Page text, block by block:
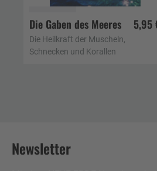
In den Warenkorb
Die Gaben des Meeres 5,95
Die Heilkraft der Muscheln,
Schnecken und Korallen
Newsletter